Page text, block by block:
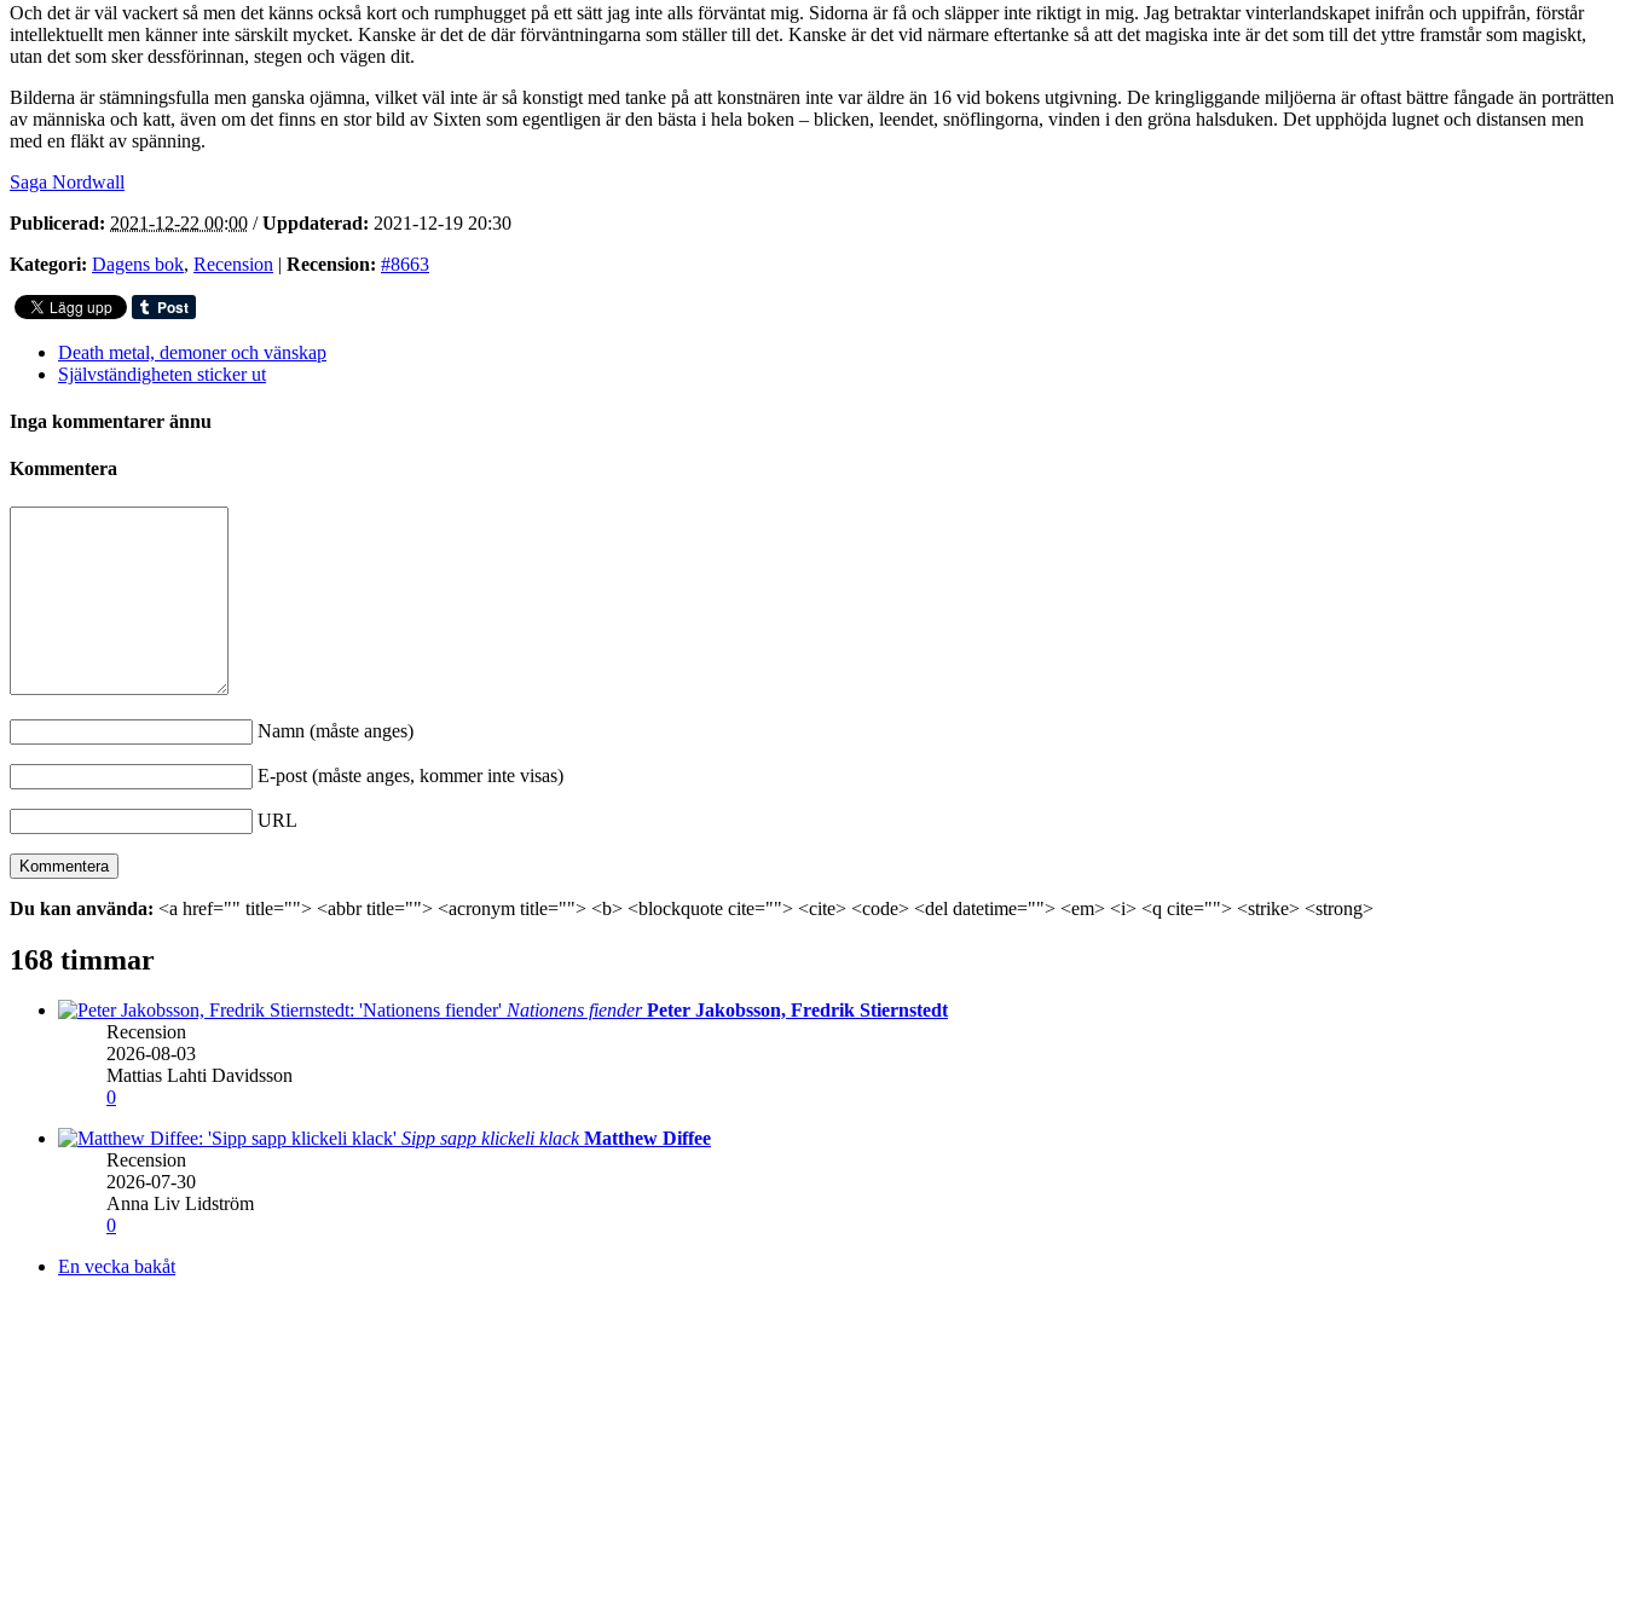
Och det är väl vackert så men det känns också kort och rumphugget på ett sätt jag inte alls förväntat mig. Sidorna är få och släpper inte riktigt in mig. Jag betraktar vinterlandskapet inifrån och uppifrån, förstår
intellektuellt men känner inte särskilt mycket. Kanske är det de där förväntningarna som ställer till det. Kanske är det vid närmare eftertanke så att det magiska inte är det som till det yttre framstår som magiskt,
utan det som sker dessförinnan, stegen och vägen dit.
Bilderna är stämningsfulla men ganska ojämna, vilket väl inte är så konstigt med tanke på att konstnären inte var äldre än 16 vid bokens utgivning. De kringliggande miljöerna är oftast bättre fångade än porträtten
av människa och katt, även om det finns en stor bild av Sixten som egentligen är den bästa i hela boken – blicken, leendet, snöflingorna, vinden i den gröna halsduken. Det upphöjda lugnet och distansen men
med en fläkt av spänning.
Saga Nordwall
Publicerad: 2021-12-22 00:00 /Uppdaterad: 2021-12-19 20:30
Kategori: Dagens bok, Recension | Recension: #8663
Death metal, demoner och vänskap
Självständigheten sticker ut
Inga kommentarer ännu
Kommentera
Namn (måste anges)
E-post (måste anges, kommer inte visas)
URL
Du kan använda: <a href="" title=""> <abbr title=""> <acronym title=""> <b> <blockquote cite=""> <cite> <code> <del datetime=""> <em> <i> <q cite=""> <strike> <strong>
168 timmar
Nationens fiender Peter Jakobsson, Fredrik Stiernstedt
Recension
2026-08-03
Mattias Lahti Davidsson
0
Sipp sapp klickeli klack Matthew Diffee
Recension
2026-07-30
Anna Liv Lidström
0
En vecka bakåt